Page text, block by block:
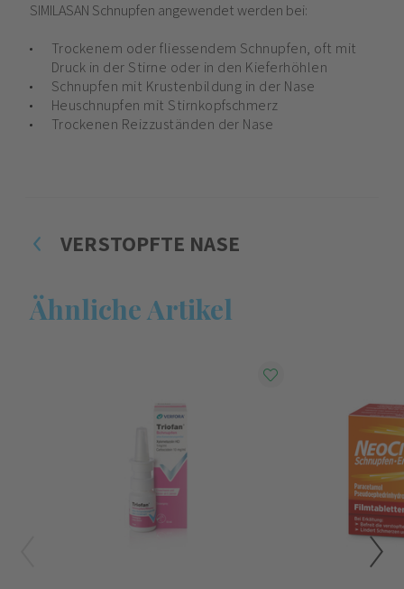
SIMILASAN Schnupfen angewendet werden bei:
Trockenem oder fliessendem Schnupfen, oft mit
Druck in der Stirne oder in den Kieferhöhlen
Schnupfen mit Krustenbildung in der Nase
Heuschnupfen mit Stirnkopfschmerz
Trockenen Reizzuständen der Nase
VERSTOPFTE NASE
Ähnliche Artikel